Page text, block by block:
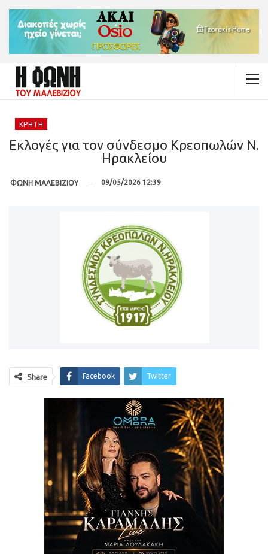
ΚΡΉΤΗ
Εκλογές για τον σύνδεσμο Κρεοπωλών Ν.
Ηρακλείου
ΦΩΝΗ ΜΑΛΕΒΙΖΙΟΥ 09/05/2026 12:39
Share Facebook Twitter